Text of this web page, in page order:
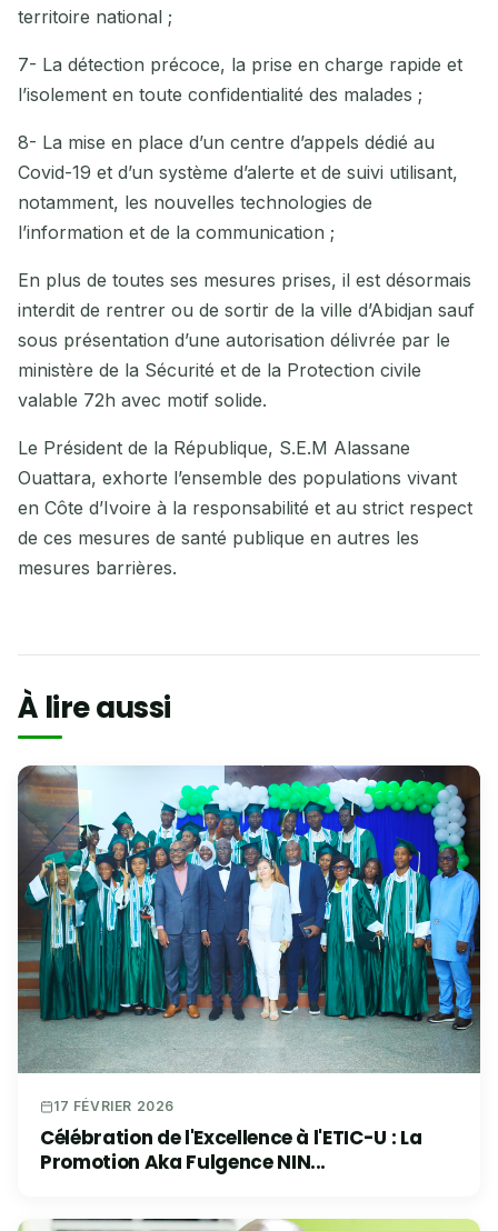
territoire national ;
7- La détection précoce, la prise en charge rapide et
l’isolement en toute confidentialité des malades ;
8- La mise en place d’un centre d’appels dédié au
Covid-19 et d’un système d’alerte et de suivi utilisant,
notamment, les nouvelles technologies de
l’information et de la communication ;
En plus de toutes ses mesures prises, il est désormais
interdit de rentrer ou de sortir de la ville d’Abidjan sauf
sous présentation d’une autorisation délivrée par le
ministère de la Sécurité et de la Protection civile
valable 72h avec motif solide.
Le Président de la République, S.E.M Alassane
Ouattara, exhorte l’ensemble des populations vivant
en Côte d’Ivoire à la responsabilité et au strict respect
de ces mesures de santé publique en autres les
mesures barrières.
À lire aussi
17 FÉVRIER 2026
Célébration de l'Excellence à l'ETIC-U : La
Promotion Aka Fulgence NIN...